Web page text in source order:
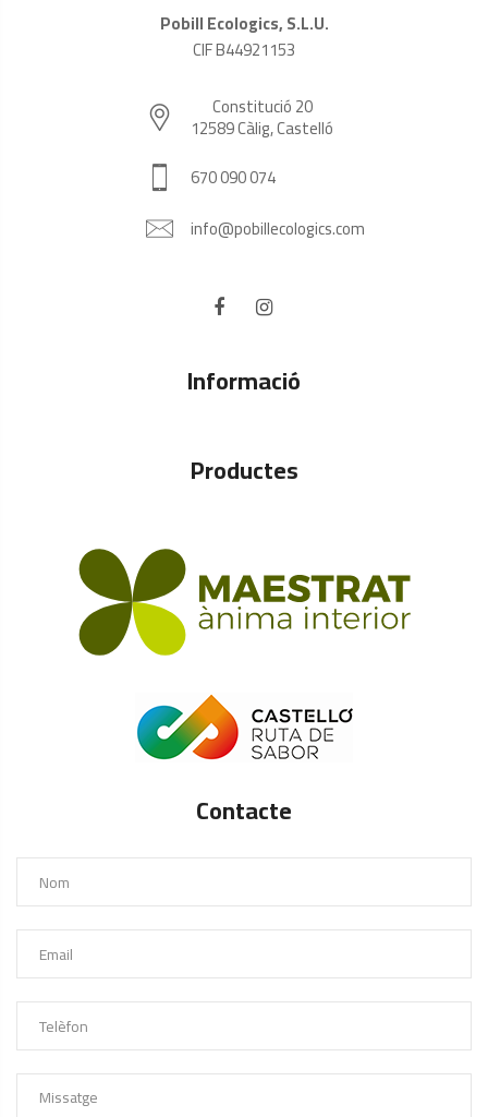
Pobill Ecologics, S.L.U.
CIF B44921153
Constitució 20
12589 Càlig, Castelló
670 090 074
info@pobillecologics.com
Informació
Productes
Contacte